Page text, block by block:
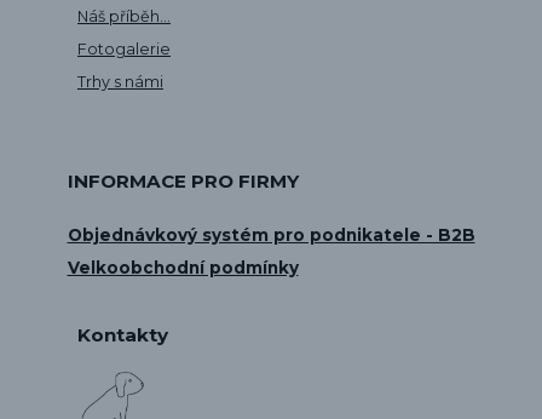
Náš příběh...
Fotogalerie
Trhy s námi
INFORMACE PRO FIRMY
Objednávkový systém pro podnikatele - B2B
Velkoobchodní podmínky
Kontakty